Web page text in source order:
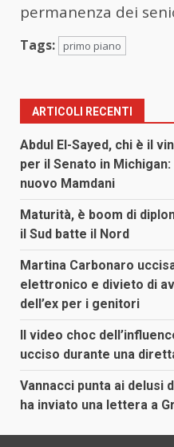
permanenza dei
Tags: primo piano
ARTICOLI RECENTI
Abdul El-Sayed, chi è il
per il Senato in
nuovo Mamdani
Maturità, è boom di
il Sud batte il Nord
Martina Carbonaro
elettronico e divieto di
dell’ex per i genitori
Il video choc
ucciso durante una
Vannacci punta ai delusi
ha inviato una lettera a